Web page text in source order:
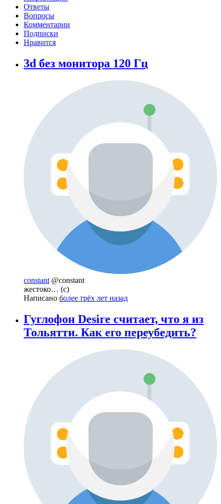
Ответы
Вопросы
Комментарии
Подписки
Нравится
3d без монитора 120 Гц
constant @constant
жестоко… (с)
Написано более трёх лет назад
Гуглофон Desire считает, что я из
Тольятти. Как его переубедить?